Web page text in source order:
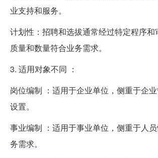
业支持和服务。
计划性：招聘和选拔通常经过特定程序和
质量和数量符合业务需求。
3. 适用对象不同 ：
岗位编制 ：适用于企业单位，侧重于企
设置。
事业编制 ：适用于事业单位，侧重于人
务需求。